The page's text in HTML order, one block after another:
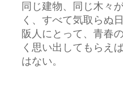
同じ建物、同じ木々
く、すべて気取らぬ
阪人にとって、青春
く思い出してもらえ
はない。